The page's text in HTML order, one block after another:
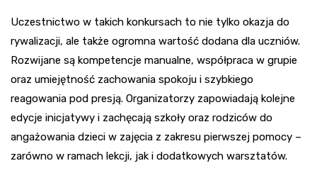
Uczestnictwo w takich konkursach to nie tylko okazja do
rywalizacji, ale także ogromna wartość dodana dla uczniów.
Rozwijane są kompetencje manualne, współpraca w grupie
oraz umiejętność zachowania spokoju i szybkiego
reagowania pod presją. Organizatorzy zapowiadają kolejne
edycje inicjatywy i zachęcają szkoły oraz rodziców do
angażowania dzieci w zajęcia z zakresu pierwszej pomocy –
zarówno w ramach lekcji, jak i dodatkowych warsztatów.